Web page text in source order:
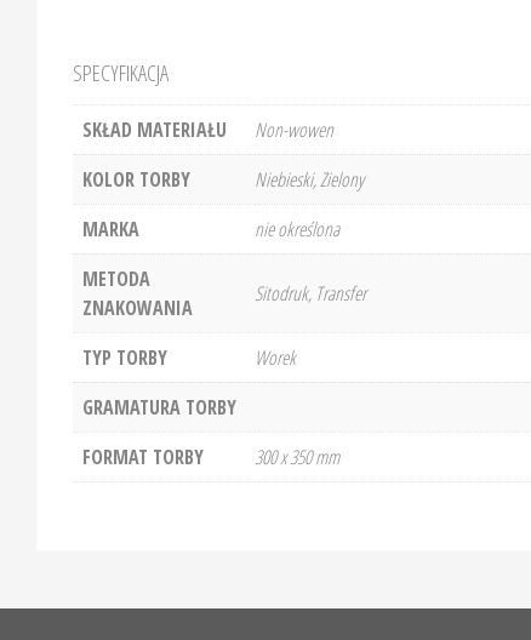
SPECYFIKACJA
SKŁAD MATERIAŁU
Non-wowen
KOLOR TORBY
Niebieski, Zielony
MARKA
nie określona
METODA
ZNAKOWANIA
Sitodruk, Transfer
TYP TORBY
Worek
GRAMATURA TORBY
FORMAT TORBY
300 x 350 mm